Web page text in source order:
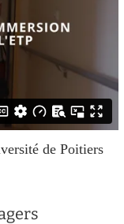
de Poitiers